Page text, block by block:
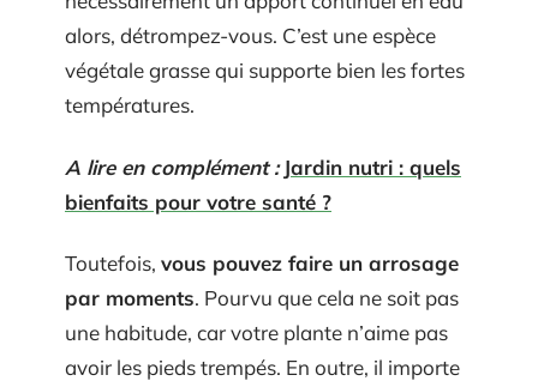
alors, détrompez-vous. C’est une espèce
végétale grasse qui supporte bien les fortes
températures.
A lire en complément : Jardin nutri : quels
bienfaits pour votre santé ?
Toutefois, vous pouvez faire un arrosage
par moments. Pourvu que cela ne soit pas
une habitude, car votre plante n’aime pas
avoir les pieds trempés. En outre, il importe